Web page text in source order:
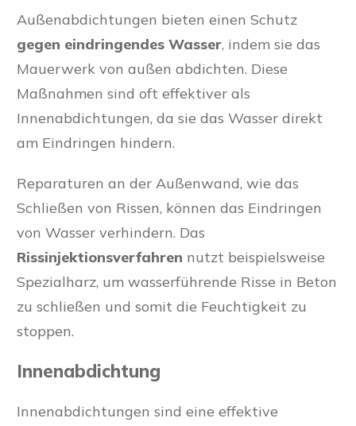
Außenabdichtungen bieten einen Schutz
gegen eindringendes Wasser, indem sie das
Mauerwerk von außen abdichten. Diese
Maßnahmen sind oft effektiver als
Innenabdichtungen, da sie das Wasser direkt
am Eindringen hindern.
Reparaturen an der Außenwand, wie das
Schließen von Rissen, können das Eindringen
von Wasser verhindern. Das
Rissinjektionsverfahren nutzt beispielsweise
Spezialharz, um wasserführende Risse in Beton
zu schließen und somit die Feuchtigkeit zu
stoppen.
Innenabdichtung
Innenabdichtungen sind eine effektive